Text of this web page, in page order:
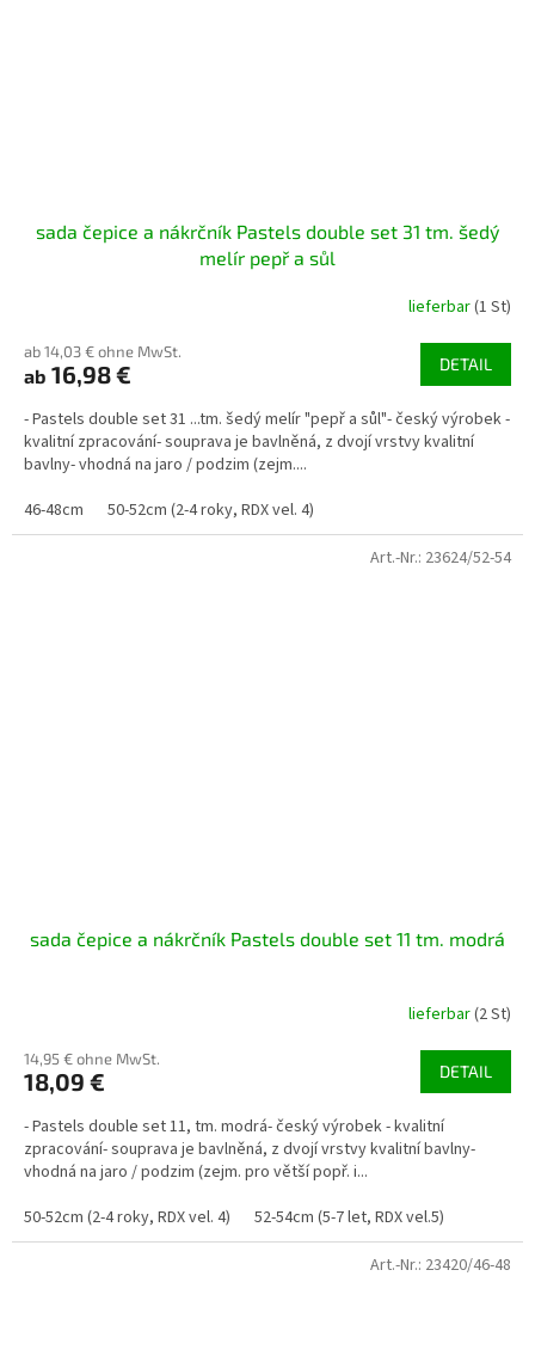
sada čepice a nákrčník Pastels double set 31 tm. šedý
melír pepř a sůl
lieferbar(1 St)
ab 14,03 € ohne MwSt.
ab 16,98 € DETAIL
- Pastels double set 31 ...tm. šedý melír "pepř a sůl"- český výrobek -
kvalitní zpracování- souprava je bavlněná, z dvojí vrstvy kvalitní
bavlny- vhodná na jaro / podzim (zejm....
46-48cm
50-52cm (2-4 roky, RDX vel. 4)
sada čepice a nákrčník Pastels double set 11 tm. modrá
lieferbar(2 St)
14,95 € ohne MwSt.
18,09 € DETAIL
- Pastels double set 11, tm. modrá- český výrobek - kvalitní
zpracování- souprava je bavlněná, z dvojí vrstvy kvalitní bavlny-
vhodná na jaro / podzim (zejm. pro větší popř. i...
50-52cm (2-4 roky, RDX vel. 4)
52-54cm (5-7 let, RDX vel.5)
Art.-Nr.: 23624/52-54
Art.-Nr.: 23420/46-48